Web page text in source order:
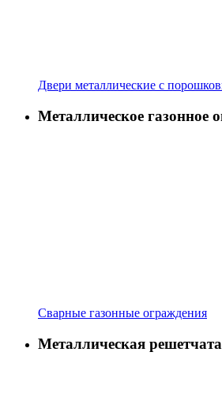
Двери металлические с
Металлическое газонное
Сварные газонные ограждения
Металлическая